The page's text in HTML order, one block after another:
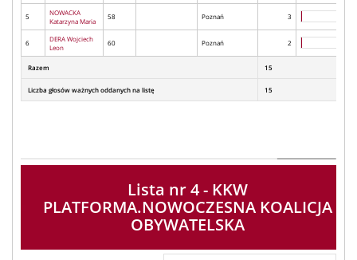
5
NOWACKA
Katarzyna Maria
58 Poznań 3
6
DERA Wojciech
Leon
60 Poznań 2
Razem 15
Liczba głosów ważnych oddanych na listę 15
Lista nr 4 - KKW
PLATFORMA.NOWOCZESNA KOALICJA
OBYWATELSKA